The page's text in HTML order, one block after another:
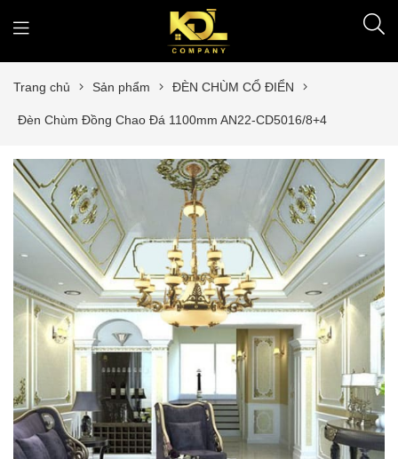
Trang chủ Sản phẩm ĐÈN CHÙM CỔ ĐIỂN
Đèn Chùm Đồng Chao Đá 1100mm AN22-CD5016/8+4